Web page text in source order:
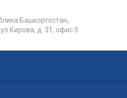
Башкортостан,
д. 31, офис 5